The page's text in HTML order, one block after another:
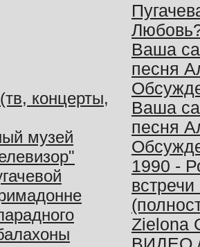
концерты,
музей
Ваша
песня
Ваша
песня
1990 -
Zielona